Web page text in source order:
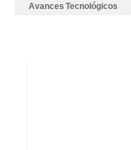
Avances Tecnológicos